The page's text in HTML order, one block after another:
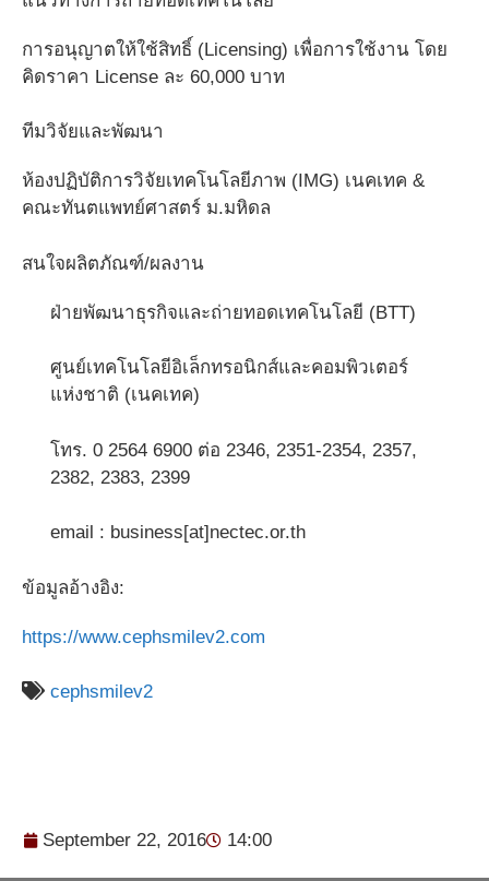
การอนุญาตให้ใช้สิทธิ์ (Licensing) เพื่อการใช้งาน โดย
คิดราคา License ละ 60,000 บาท
ทีมวิจัยและพัฒนา
ห้องปฏิบัติการวิจัยเทคโนโลยีภาพ (IMG) เนคเทค &
คณะทันตแพทย์ศาสตร์ ม.มหิดล
สนใจผลิตภัณฑ์/ผลงาน
ฝ่ายพัฒนาธุรกิจและถ่ายทอดเทคโนโลยี (BTT)
ศูนย์เทคโนโลยีอิเล็กทรอนิกส์และคอมพิวเตอร์
แห่งชาติ (เนคเทค)
โทร. 0 2564 6900 ต่อ 2346, 2351-2354, 2357,
2382, 2383, 2399
email : business[at]nectec.or.th
ข้อมูลอ้างอิง:
https://www.cephsmilev2.com
cephsmilev2
September 22, 2016 14:00